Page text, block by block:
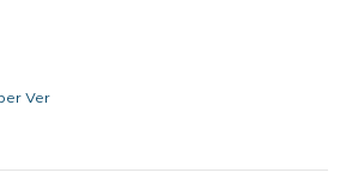
Ver